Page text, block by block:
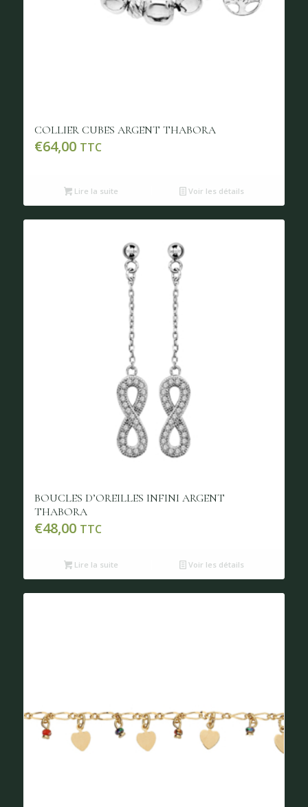
COLLIER CUBES ARGENT THABORA
€64,00 TTC
Lire la suite Voir les détails
BOUCLES D’OREILLES INFINI ARGENT
THABORA
€48,00 TTC
Lire la suite Voir les détails